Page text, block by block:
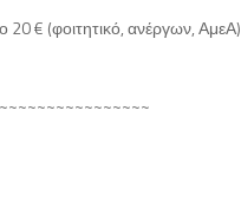
€ (φοιτητικό, ανέργων, ΑμεΑ)